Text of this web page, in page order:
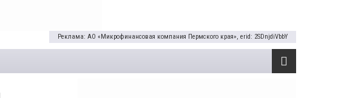
Реклама: АО «Микрофинансовая компания Пермского края», erid: 2SDnjdiVbbY